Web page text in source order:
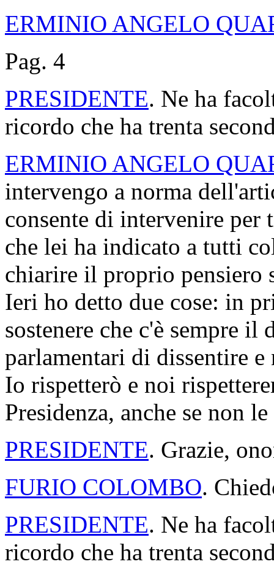
ERMINIO ANGELO
Pag. 4
PRESIDENTE. Ne ha
ricordo che ha trenta
ERMINIO ANGELO
intervengo a norma
consente di intervenire per
che lei ha indicato a tutti
chiarire il proprio pensiero
Ieri ho detto due cose: in
sostenere che c'è sempre
parlamentari di dissentire
Io rispetterò e noi
Presidenza, anche se non
PRESIDENTE. Grazie,
FURIO COLOMBO.
PRESIDENTE. Ne ha
ricordo che ha trenta